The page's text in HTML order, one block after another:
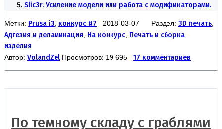
Slic3r. Усиление модели или работа с модификаторами.
Метки: Prusa i3 конкурс #7 2018-03-07 Раздел: 3D печать
Адгезия и деламинация На конкурс Печать и сборка
изделия
Автор: VolandZel Просмотров: 19 695 17 комментариев
По темному складу с граблями